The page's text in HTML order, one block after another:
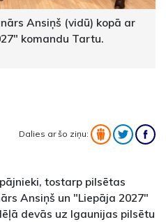
Ansiņš (vidū) kopā ar
komandu Tartu.
Dalies ar šo ziņu:
tostarp pilsētas
Ansiņš un "Liepāja 2027"
devās uz Igaunijas pilsētu